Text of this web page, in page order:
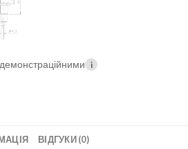
i
ВІДГУКИ (0)